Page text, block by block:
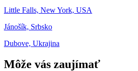
Little Falls, New York, USA
Jánošík, Srbsko
Dubove, Ukrajina
Môže vás zaujímať